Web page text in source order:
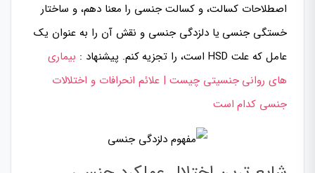
اصطلاحات کسالت، و کسالت جنسی را معنا دهم، و ساختار
خستگی جنسی یا دلزدگی جنسی و نقش آن را به عنوان یک
عامل که علت HSD است، را تجزیه کنم. پیشنهاد :
بیماری
های روانی جنسیتی چیست | علائم انحرافات و اختلالات
جنسی کدام است